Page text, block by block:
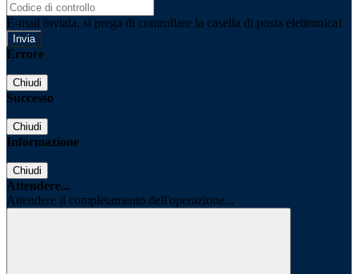
E-mail inviata, si prega di controllare la casella di posta elettronica!
Errore
Chiudi
Successo
Chiudi
Informazione
Chiudi
Attendere...
Attendere il completamento dell'operazione...